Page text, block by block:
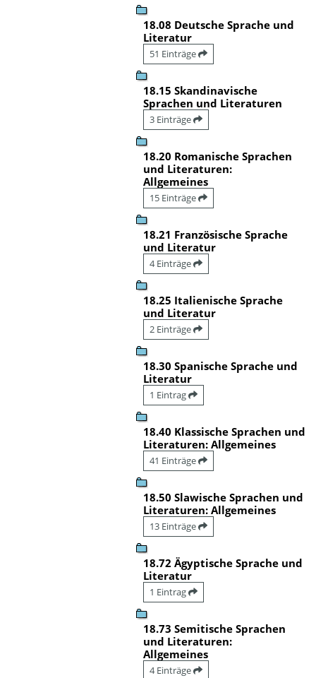
18.08 Deutsche Sprache und
Literatur
51 Einträge
18.15 Skandinavische
Sprachen und Literaturen
3 Einträge
18.20 Romanische Sprachen
und Literaturen:
Allgemeines
15 Einträge
18.21 Französische Sprache
und Literatur
4 Einträge
18.25 Italienische Sprache
und Literatur
2 Einträge
18.30 Spanische Sprache und
Literatur
1 Eintrag
18.40 Klassische Sprachen und
Literaturen: Allgemeines
41 Einträge
18.50 Slawische Sprachen und
Literaturen: Allgemeines
13 Einträge
18.72 Ägyptische Sprache und
Literatur
1 Eintrag
18.73 Semitische Sprachen
und Literaturen:
Allgemeines
4 Einträge